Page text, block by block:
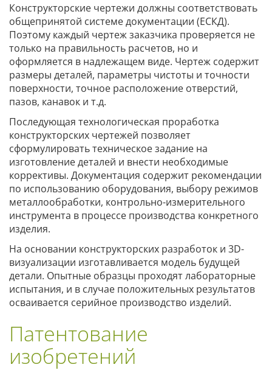
Конструкторские чертежи должны соответствовать
общепринятой системе документации (ЕСКД).
Поэтому каждый чертеж заказчика проверяется не
только на правильность расчетов, но и
оформляется в надлежащем виде. Чертеж содержит
размеры деталей, параметры чистоты и точности
поверхности, точное расположение отверстий,
пазов, канавок и т.д.
Последующая технологическая проработка
конструкторских чертежей позволяет
сформулировать техническое задание на
изготовление деталей и внести необходимые
коррективы. Документация содержит рекомендации
по использованию оборудования, выбору режимов
металлообработки, контрольно-измерительного
инструмента в процессе производства конкретного
изделия.
На основании конструкторских разработок и 3D-
визуализации изготавливается модель будущей
детали. Опытные образцы проходят лабораторные
испытания, и в случае положительных результатов
осваивается серийное производство изделий.
Патентование
изобретений